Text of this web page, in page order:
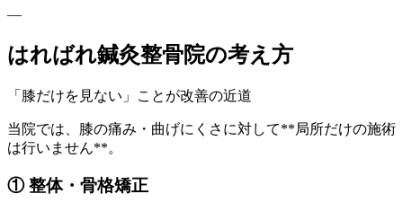
—
はればれ鍼灸整骨院の考え方
「膝だけを見ない」ことが改善の近道
当院では、膝の痛み・曲げにくさに対して**局所だけの施術
は行いません**。
① 整体・骨格矯正